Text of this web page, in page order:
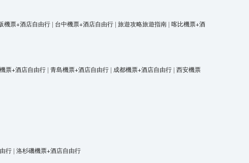
機票+酒店自由行 | 台中機票+酒店自由行 | 旅遊攻略旅遊指南 | 喀比機票+酒
票+酒店自由行 | 青島機票+酒店自由行 | 成都機票+酒店自由行 | 西安機票
行 | 洛杉磯機票+酒店自由行